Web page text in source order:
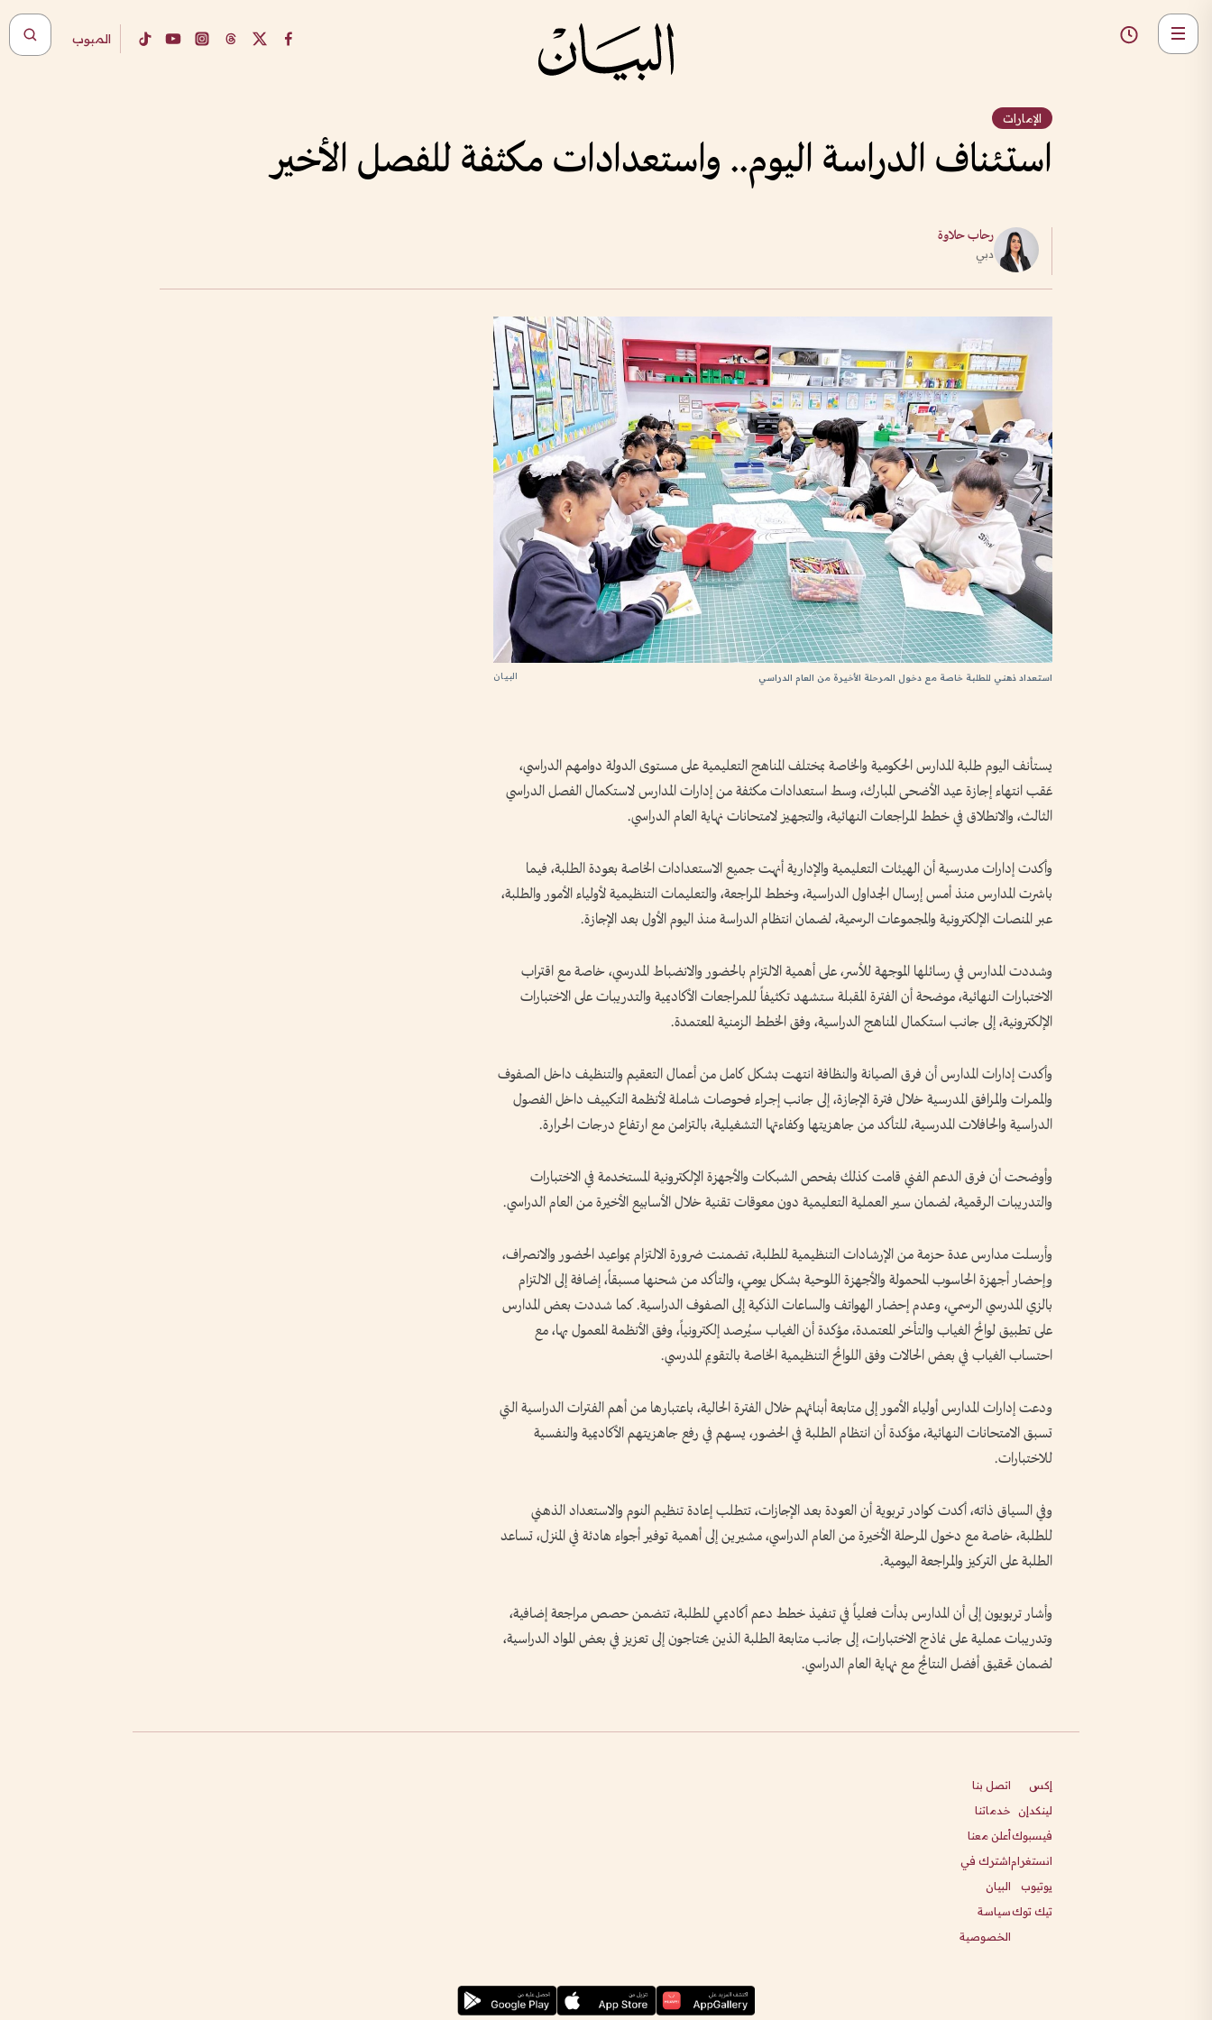
المبوب
الإمارات
استئناف الدراسة اليوم.. واستعدادات مكثفة للفصل الأخير
رحاب حلاوة
دبي
البيان استعداد ذهني للطلبة خاصة مع دخول المرحلة الأخيرة من العام الدراسي
يستأنف اليوم طلبة المدارس الحكومية والخاصة بمختلف المناهج التعليمية على مستوى الدولة دوامهم الدراسي،
عَقب انتهاء إجازة عيد الأضحى المبارك، وسط استعدادات مكثفة من إدارات المدارس لاستكمال الفصل الدراسي
الثالث، والانطلاق في خطط المراجعات النهائية، والتجهيز لامتحانات نهاية العام الدراسي.
وأكدت إدارات مدرسية أن الهيئات التعليمية والإدارية أنهت جميع الاستعدادات الخاصة بعودة الطلبة، فيما
باشرت المدارس منذ أمس إرسال الجداول الدراسية، وخطط المراجعة، والتعليمات التنظيمية لأولياء الأمور والطلبة،
عبر المنصات الإلكترونية والمجموعات الرسمية، لضمان انتظام الدراسة منذ اليوم الأول بعد الإجازة.
وشددت المدارس في رسائلها الموجهة للأسر، على أهمية الالتزام بالحضور والانضباط المدرسي، خاصة مع اقتراب
الاختبارات النهائية، موضحة أن الفترة المقبلة ستشهد تكثيفاً للمراجعات الأكاديمية والتدريبات على الاختبارات
الإلكترونية، إلى جانب استكمال المناهج الدراسية، وفق الخطط الزمنية المعتمدة.
وأكدت إدارات المدارس أن فرق الصيانة والنظافة انتهت بشكل كامل من أعمال التعقيم والتنظيف داخل الصفوف
والممرات والمرافق المدرسية خلال فترة الإجازة، إلى جانب إجراء فحوصات شاملة لأنظمة التكييف داخل الفصول
الدراسية والحافلات المدرسية، للتأكد من جاهزيتها وكفاءتها التشغيلية، بالتزامن مع ارتفاع درجات الحرارة.
وأوضحت أن فرق الدعم الفني قامت كذلك بفحص الشبكات والأجهزة الإلكترونية المستخدمة في الاختبارات
والتدريبات الرقمية، لضمان سير العملية التعليمية دون معوقات تقنية خلال الأسابيع الأخيرة من العام الدراسي.
وأرسلت مدارس عدة حزمة من الإرشادات التنظيمية للطلبة، تضمنت ضرورة الالتزام بمواعيد الحضور والانصراف،
وإحضار أجهزة الحاسوب المحمولة والأجهزة اللوحية بشكل يومي، والتأكد من شحنها مسبقاً، إضافة إلى الالتزام
بالزي المدرسي الرسمي، وعدم إحضار الهواتف والساعات الذكية إلى الصفوف الدراسية. كما شددت بعض المدارس
على تطبيق لوائح الغياب والتأخر المعتمدة، مؤكدة أن الغياب سيُرصد إلكترونياً، وفق الأنظمة المعمول بها، مع
احتساب الغياب في بعض الحالات وفق اللوائح التنظيمية الخاصة بالتقويم المدرسي.
ودعت إدارات المدارس أولياء الأمور إلى متابعة أبنائهم خلال الفترة الحالية، باعتبارها من أهم الفترات الدراسية التي
تسبق الامتحانات النهائية، مؤكدة أن انتظام الطلبة في الحضور، يسهم في رفع جاهزيتهم الأكاديمية والنفسية
للاختبارات.
وفي السياق ذاته، أكدت كوادر تربوية أن العودة بعد الإجازات، تتطلب إعادة تنظيم النوم والاستعداد الذهني
للطلبة، خاصة مع دخول المرحلة الأخيرة من العام الدراسي، مشيرين إلى أهمية توفير أجواء هادئة في المنزل، تساعد
الطلبة على التركيز والمراجعة اليومية.
وأشار تربويون إلى أن المدارس بدأت فعلياً في تنفيذ خطط دعم أكاديمي للطلبة، تتضمن حصص مراجعة إضافية،
وتدريبات عملية على نماذج الاختبارات، إلى جانب متابعة الطلبة الذين يحتاجون إلى تعزيز في بعض المواد الدراسية،
لضمان تحقيق أفضل النتائج مع نهاية العام الدراسي.
إكس
لينكدإن
فيسبوك
انستغرام
يوتيوب
تيك توك
اتصل بنا
خدماتنا
أعلن معنا
اشترك في
البيان
سياسة
الخصوصية